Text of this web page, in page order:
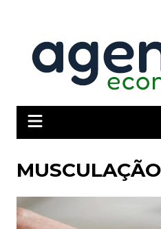
conteúdo